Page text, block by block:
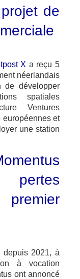
de
X a reçu 5
néerlandais
de développer
spatiales
Ventures
européennes et
une station
pertes
depuis 2021, à
à vocation
ont annoncé